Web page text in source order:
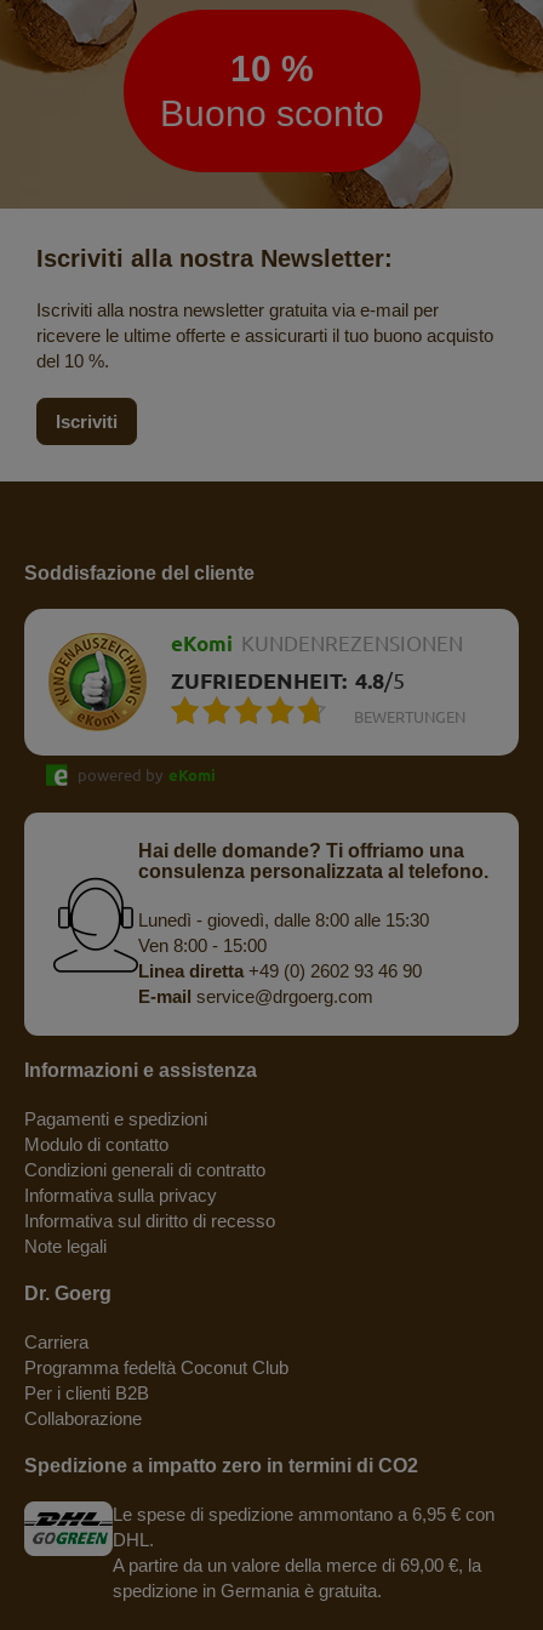
10 %
Buono sconto
Iscriviti alla nostra Newsletter:
Iscriviti alla nostra newsletter gratuita via e-mail per
ricevere le ultime offerte e assicurarti il tuo buono acquisto
del 10 %.
Iscriviti
Soddisfazione del cliente
eKomi KUNDENREZENSIONEN
ZUFRIEDENHEIT: 4.8/5
BEWERTUNGEN
powered by eKomi
Hai delle domande? Ti offriamo una
consulenza personalizzata al telefono.
Lunedì - giovedì, dalle 8:00 alle 15:30
Ven 8:00 - 15:00
Linea diretta+49 (0) 2602 93 46 90
E-mail service@drgoerg.com
Informazioni e assistenza
Pagamenti e spedizioni
Modulo di contatto
Condizioni generali di contratto
Informativa sulla privacy
Informativa sul diritto di recesso
Note legali
Dr. Goerg
Carriera
Programma fedeltà Coconut Club
Per i clienti B2B
Collaborazione
Spedizione a impatto zero in termini di CO2
Le spese di spedizione ammontano a 6,95 € con
DHL.
A partire da un valore della merce di 69,00 €, la
spedizione in Germania è gratuita.